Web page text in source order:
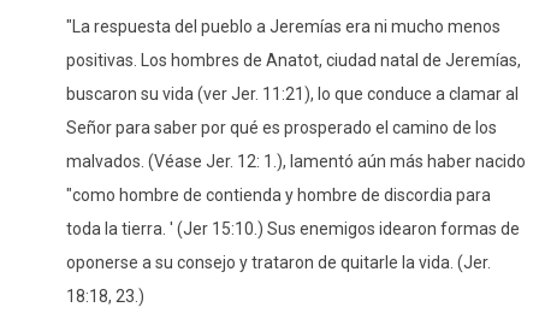
"La respuesta del pueblo a Jeremías era ni mucho menos
positivas. Los hombres de Anatot, ciudad natal de Jeremías,
buscaron su vida (ver Jer. 11:21), lo que conduce a clamar al
Señor para saber por qué es prosperado el camino de los
malvados. (Véase Jer. 12: 1.), lamentó aún más haber nacido
"como hombre de contienda y hombre de discordia para
toda la tierra. ' (Jer 15:10.) Sus enemigos idearon formas de
oponerse a su consejo y trataron de quitarle la vida. (Jer.
18:18, 23.)